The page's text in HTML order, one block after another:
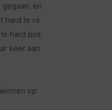
en
hard te re
hard pus
keer aan
op